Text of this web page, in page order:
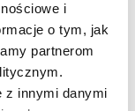
i
o tym, jak
partnerom
z innymi danymi